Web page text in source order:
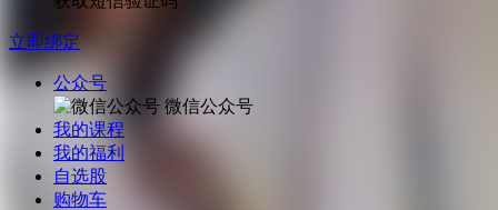
立即绑定
公众号
微信公众号
我的课程
我的福利
自选股
购物车